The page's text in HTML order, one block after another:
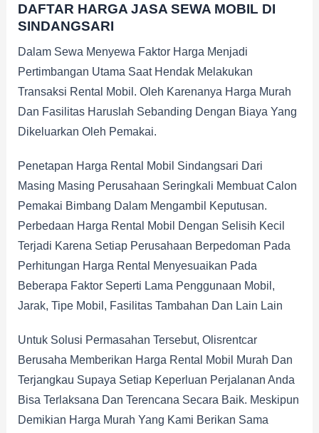
DAFTAR HARGA JASA SEWA MOBIL DI
SINDANGSARI
Dalam Sewa Menyewa Faktor Harga Menjadi
Pertimbangan Utama Saat Hendak Melakukan
Transaksi Rental Mobil. Oleh Karenanya Harga Murah
Dan Fasilitas Haruslah Sebanding Dengan Biaya Yang
Dikeluarkan Oleh Pemakai.
Penetapan Harga Rental Mobil Sindangsari Dari
Masing Masing Perusahaan Seringkali Membuat Calon
Pemakai Bimbang Dalam Mengambil Keputusan.
Perbedaan Harga Rental Mobil Dengan Selisih Kecil
Terjadi Karena Setiap Perusahaan Berpedoman Pada
Perhitungan Harga Rental Menyesuaikan Pada
Beberapa Faktor Seperti Lama Penggunaan Mobil,
Jarak, Tipe Mobil, Fasilitas Tambahan Dan Lain Lain
Untuk Solusi Permasahan Tersebut, Olisrentcar
Berusaha Memberikan Harga Rental Mobil Murah Dan
Terjangkau Supaya Setiap Keperluan Perjalanan Anda
Bisa Terlaksana Dan Terencana Secara Baik. Meskipun
Demikian Harga Murah Yang Kami Berikan Sama